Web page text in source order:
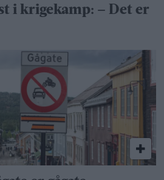
i krigekamp: – Det er